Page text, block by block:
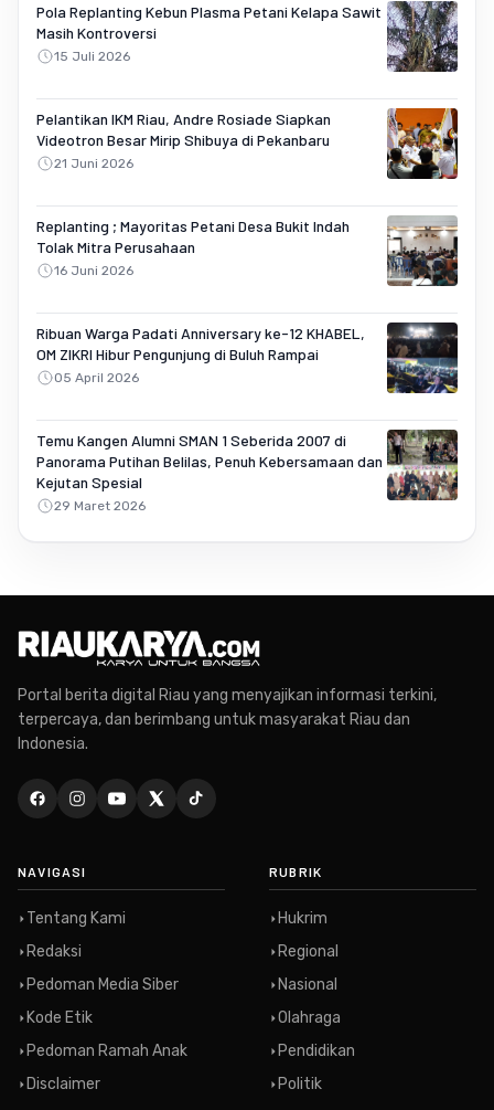
Pola Replanting Kebun Plasma Petani Kelapa Sawit
Masih Kontroversi
15 Juli 2026
Pelantikan IKM Riau, Andre Rosiade Siapkan
Videotron Besar Mirip Shibuya di Pekanbaru
21 Juni 2026
Replanting ; Mayoritas Petani Desa Bukit Indah
Tolak Mitra Perusahaan
16 Juni 2026
Ribuan Warga Padati Anniversary ke-12 KHABEL,
OM ZIKRI Hibur Pengunjung di Buluh Rampai
05 April 2026
Temu Kangen Alumni SMAN 1 Seberida 2007 di
Panorama Putihan Belilas, Penuh Kebersamaan dan
Kejutan Spesial
29 Maret 2026
Portal berita digital Riau yang menyajikan informasi terkini,
terpercaya, dan berimbang untuk masyarakat Riau dan
Indonesia.
NAVIGASI
Tentang Kami
Redaksi
Pedoman Media Siber
Kode Etik
Pedoman Ramah Anak
Disclaimer
RUBRIK
Hukrim
Regional
Nasional
Olahraga
Pendidikan
Politik